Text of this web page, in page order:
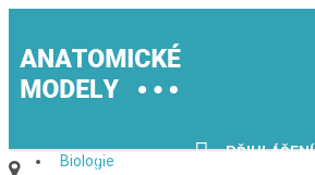
PŘIHLÁŠENÍ
Biologie